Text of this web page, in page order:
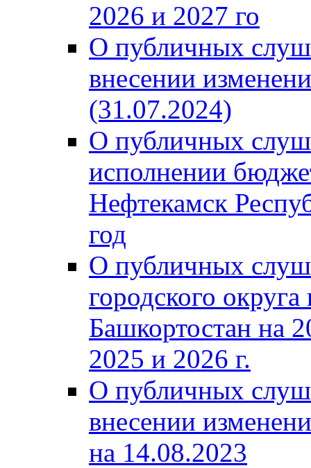
2026 и 2027 го
О публичных
внесении
(31.07.2024)
О публичных
исполнении
Нефтекамск
год
О публичных
городского
Башкортостан на
2025 и 2026 г.
О публичных
внесении
на 14.08.2023